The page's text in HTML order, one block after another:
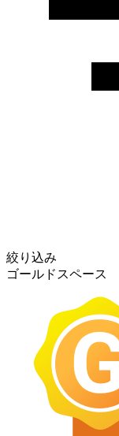
絞り込み
ゴールドスペース